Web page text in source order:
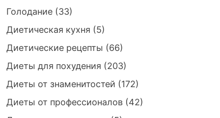
Голодание(33)
Диетическая кухня (5)
Диетические рецепты (66)
Диеты для похудения (203)
Диеты от знаменитостей (172)
Диеты от профессионалов(42)